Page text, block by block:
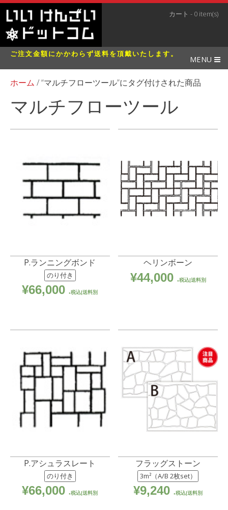
ホーム / “マルチフローツール”にタグ付けされた商品
マルチフローツール
全39件を表示
P.ランニングボンド
のり付き
¥66,000 税込|送料別
ヘリンボーン
¥44,000 税込|送料別
P.アシュラスレート
のり付き
¥66,000 税込|送料別
フラッグストーン
3m²（A/B 2枚set）
¥9,240 税込|送料別
ご注文金額にかかわらず送料を頂戴いたします。
カート - 0 item(s)
MENU